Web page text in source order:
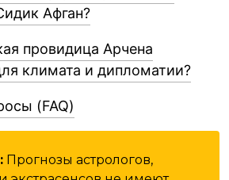
Афган?
провидица Арчена
климата и дипломатии?
(FAQ)
Прогнозы астрологов,